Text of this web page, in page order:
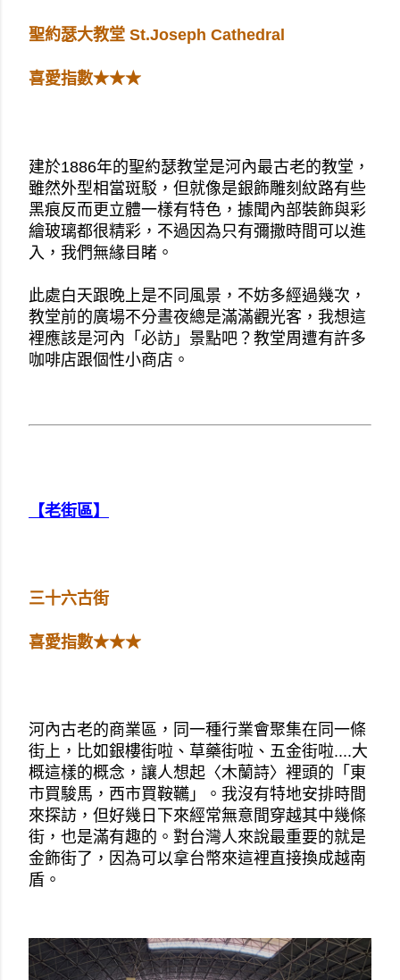
聖約瑟大教堂 St.Joseph Cathedral
喜愛指數★★★
建於1886年的聖約瑟教堂是河內最古老的教堂，
雖然外型相當斑駁，但就像是銀飾雕刻紋路有些
黑痕反而更立體一樣有特色，據聞內部裝飾與彩
繪玻璃都很精彩，不過因為只有彌撒時間可以進
入，我們無緣目睹。
此處白天跟晚上是不同風景，不妨多經過幾次，
教堂前的廣場不分晝夜總是滿滿觀光客，我想這
裡應該是河內「必訪」景點吧？教堂周遭有許多
咖啡店跟個性小商店。
【老街區】
三十六古街
喜愛指數★★★
河內古老的商業區，同一種行業會聚集在同一條
街上，比如銀樓街啦、草藥街啦、五金街啦....大
概這樣的概念，讓人想起〈木蘭詩〉裡頭的「東
市買駿馬，西市買鞍韉」。我沒有特地安排時間
來探訪，但好幾日下來經常無意間穿越其中幾條
街，也是滿有趣的。對台灣人來說最重要的就是
金飾街了，因為可以拿台幣來這裡直接換成越南
盾。